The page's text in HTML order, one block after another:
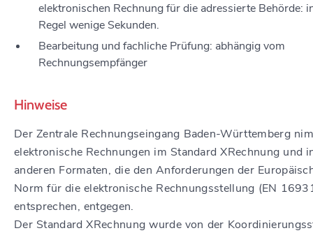
elektronischen Rechnung für die adressierte Behörde:
Regel wenige Sekunden.
Bearbeitung und fachliche Prüfung: abhängig vom
Rechnungsempfänger
Hinweise
Der Zentrale Rechnungseingang Baden-Württemberg
elektronische Rechnungen im Standard XRechnung und
anderen Formaten, die den Anforderungen der
Norm für die elektronische Rechnungsstellung (EN
entsprechen, entgegen.
Der Standard XRechnung wurde von der